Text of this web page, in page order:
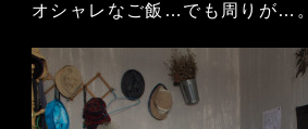
オシャレなご飯…でも周りが…。